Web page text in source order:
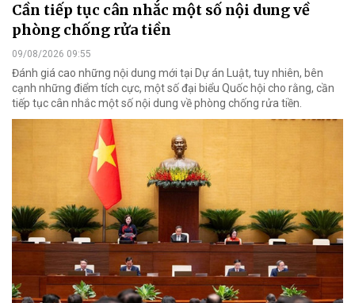
Cần tiếp tục cân nhắc một số nội dung về
phòng chống rửa tiền
09/08/2026 09:55
Đánh giá cao những nội dung mới tại Dự án Luật, tuy nhiên, bên
cạnh những điểm tích cực, một số đại biểu Quốc hội cho rằng, cần
tiếp tục cân nhắc một số nội dung về phòng chống rửa tiền.